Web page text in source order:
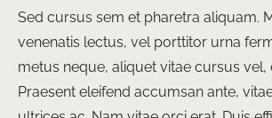
Sed cursus sem et pharetra aliquam.
venenatis lectus, vel porttitor urna
metus neque, aliquet vitae cursus vel,
Praesent eleifend accumsan ante,